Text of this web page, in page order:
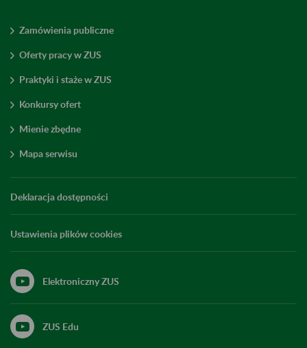
Zamówienia publiczne
Oferty pracy w ZUS
Praktyki i staże w ZUS
Konkursy ofert
Mienie zbędne
Mapa serwisu
Deklaracja dostępności
Ustawienia plików cookies
Elektroniczny ZUS
ZUS Edu